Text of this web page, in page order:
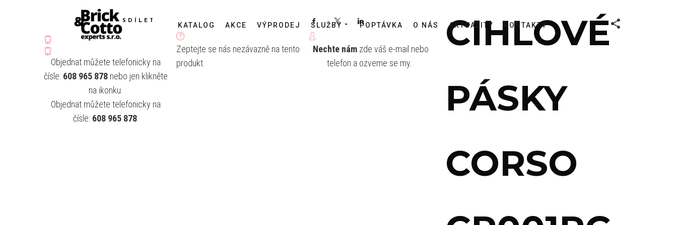
KATALOG AKCE VÝPRODEJ SLUŽBY POPTÁVKA O NÁS AKTUALITY KONTAKTY
SDÍLET Facebook LinkedIn
Objednat můžete telefonicky na
čísle: 608 965 878 nebo jen klikněte
na ikonku.
Objednat můžete telefonicky na
čísle: 608 965 878.
Zeptejte se nás nezávazně na tento
produkt.
Nechte námzde váš e-mail nebo
telefon a ozveme se my.
CIHLOVÉ
PÁSKY
CORSO